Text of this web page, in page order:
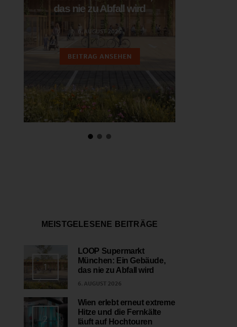
das nie zu Abfall wird
6. AUGUST 2026
BEITRAG ANSEHEN
MEISTGELESENE BEITRÄGE
1
LOOP Supermarkt
München: Ein Gebäude,
das nie zu Abfall wird
6. AUGUST 2026
2
Wien erlebt erneut extreme
Hitze und die Fernkälte
läuft auf Hochtouren